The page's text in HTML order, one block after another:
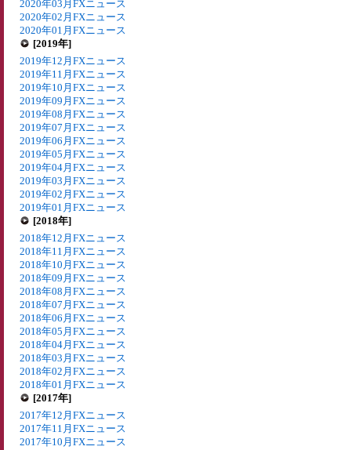
2020年03月FXニュース
2020年02月FXニュース
2020年01月FXニュース
[2019年]
2019年12月FXニュース
2019年11月FXニュース
2019年10月FXニュース
2019年09月FXニュース
2019年08月FXニュース
2019年07月FXニュース
2019年06月FXニュース
2019年05月FXニュース
2019年04月FXニュース
2019年03月FXニュース
2019年02月FXニュース
2019年01月FXニュース
[2018年]
2018年12月FXニュース
2018年11月FXニュース
2018年10月FXニュース
2018年09月FXニュース
2018年08月FXニュース
2018年07月FXニュース
2018年06月FXニュース
2018年05月FXニュース
2018年04月FXニュース
2018年03月FXニュース
2018年02月FXニュース
2018年01月FXニュース
[2017年]
2017年12月FXニュース
2017年11月FXニュース
2017年10月FXニュース